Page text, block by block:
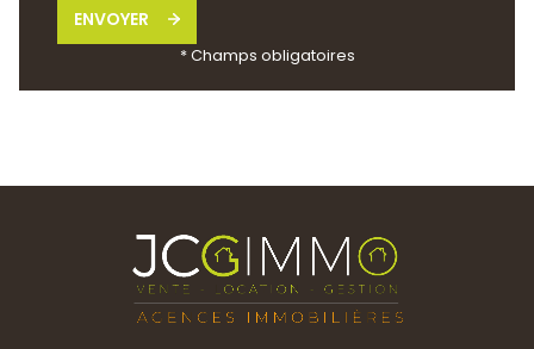
ENVOYER
* Champs obligatoires